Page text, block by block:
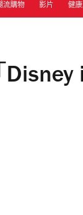
流購物 影片 健